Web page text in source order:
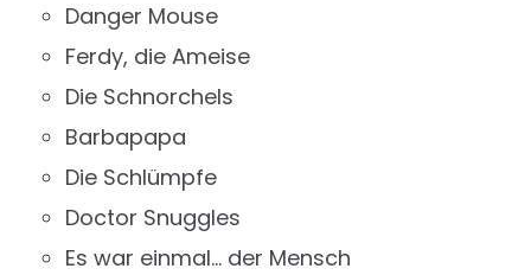
Danger Mouse
Ferdy, die Ameise
Die Schnorchels
Barbapapa
Die Schlümpfe
Doctor Snuggles
Es war einmal… der Mensch